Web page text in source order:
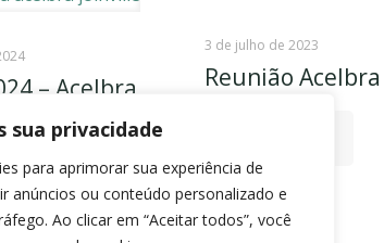
sua privacidade
para aprimorar sua experiência de
anúncios ou conteúdo personalizado e
Ao clicar em “Aceitar todos”, você
– Acelbra
3 de julho de 2023
Reunião Acelbra